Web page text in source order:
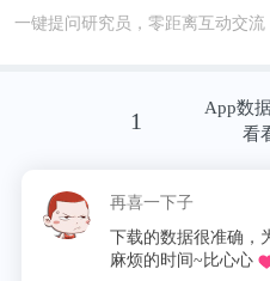
一键提问研究员，零距离互动交流
1
App数
看
再喜一下子
下载的数据很准确，为
麻烦的时间~比心心